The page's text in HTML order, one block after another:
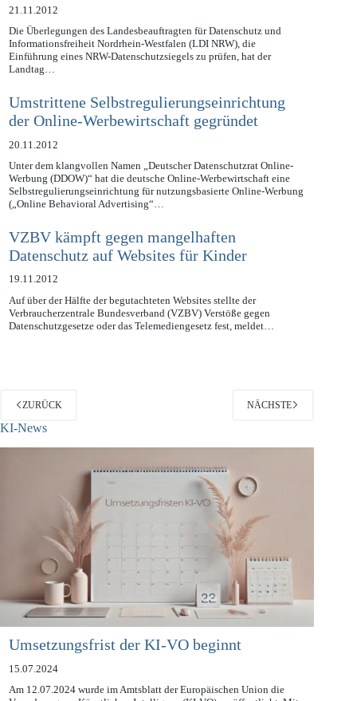
angedacht
21.11.2012
Die Überlegungen des Landesbeauftragten für Datenschutz und
Informationsfreiheit Nordrhein-Westfalen (LDI NRW), die
Einführung eines NRW-Datenschutzsiegels zu prüfen, hat der
Umstrittene Selbstregulierungseinrichtung
der Online-Werbewirtschaft gegründet
20.11.2012
Unter dem klangvollen Namen „Deutscher Datenschutzrat Online-
Werbung (DDOW)“ hat die deutsche Online-Werbewirtschaft eine
Selbstregulierungseinrichtung für nutzungsbasierte Online-Werbung
VZBV kämpft gegen mangelhaften
Datenschutz auf Websites für Kinder
19.11.2012
Auf über der Hälfte der begutachteten Websites stellte der
Verbraucherzentrale Bundesverband (VZBV) Verstöße gegen
ZURÜCK
KI-News
Umsetzungsfrist der KI-VO beginnt
15.07.2024